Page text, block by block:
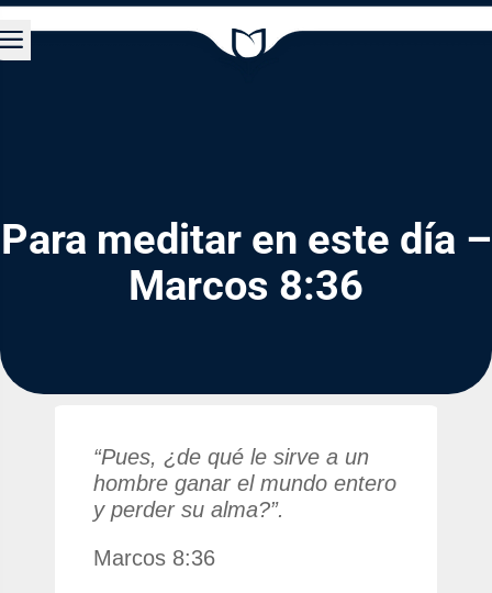
Para meditar en este día –
Marcos 8:36
“Pues, ¿de qué le sirve a un
hombre ganar el mundo entero
y perder su alma?”.
Marcos 8:36